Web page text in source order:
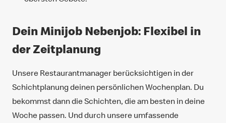
Dein Minijob Nebenjob: Flexibel in
der Zeitplanung
Unsere Restaurantmanager berücksichtigen in der
Schichtplanung deinen persönlichen Wochenplan. Du
bekommst dann die Schichten, die am besten in deine
Woche passen. Und durch unsere umfassende